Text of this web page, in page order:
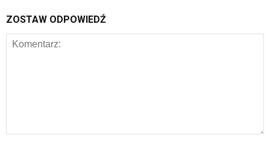
ZOSTAW ODPOWIEDŹ